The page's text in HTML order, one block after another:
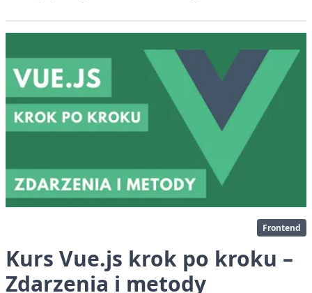
Frontend
Kurs Vue.js krok po kroku –
Zdarzenia i metody